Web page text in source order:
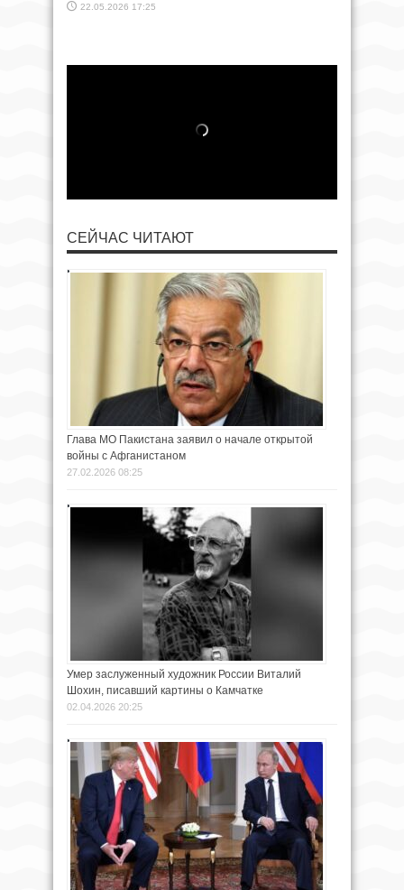
22.05.2026 17:25
СЕЙЧАС ЧИТАЮТ
Глава МО Пакистана заявил о начале открытой
войны с Афганистаном
27.02.2026 08:25
Умер заслуженный художник России Виталий
Шохин, писавший картины о Камчатке
02.04.2026 20:25